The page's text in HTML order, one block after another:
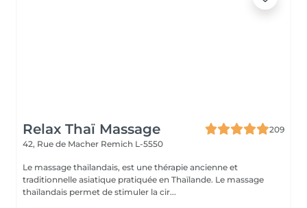
Relax Thaï Massage
209
42, Rue de Macher Remich L-5550
Le massage thaïlandais, est une thérapie ancienne et
traditionnelle asiatique pratiquée en Thaïlande. Le massage
thaïlandais permet de stimuler la cir...